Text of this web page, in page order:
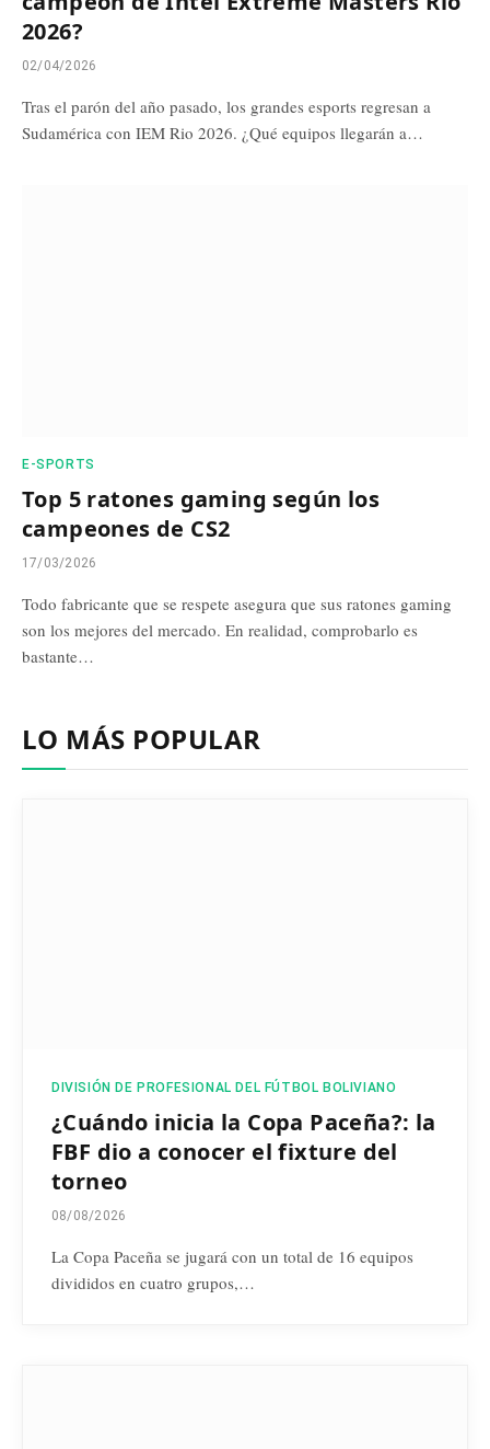
2026?
02/04/2026
Tras el parón del año pasado, los grandes esports regresan a
Sudamérica con IEM Rio 2026. ¿Qué equipos llegarán a…
E-SPORTS
Top 5 ratones gaming según los
campeones de CS2
17/03/2026
Todo fabricante que se respete asegura que sus ratones gaming
son los mejores del mercado. En realidad, comprobarlo es
bastante…
LO MÁS POPULAR
DIVISIÓN DE PROFESIONAL DEL FÚTBOL BOLIVIANO
¿Cuándo inicia la Copa Paceña?: la
FBF dio a conocer el fixture del
torneo
08/08/2026
La Copa Paceña se jugará con un total de 16 equipos
divididos en cuatro grupos,…